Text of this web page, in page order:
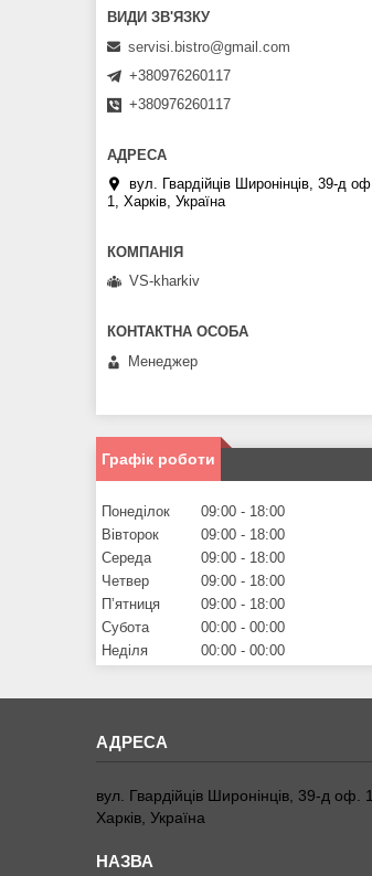
servisi.bistro@gmail.com
+380976260117
+380976260117
вул. Гвардійців Широнінців, 39-д оф.
1, Харків, Україна
VS-kharkiv
Менеджер
Графік роботи
Понеділок 09:00
18:00
Вівторок
09:00
18:00
Середа
09:00
18:00
Четвер
09:00
18:00
Пʼятниця
09:00
18:00
Субота
00:00
00:00
Неділя
00:00 00:00
вул. Гвардійців Широнінців, 39-д оф. 1,
Харків, Україна